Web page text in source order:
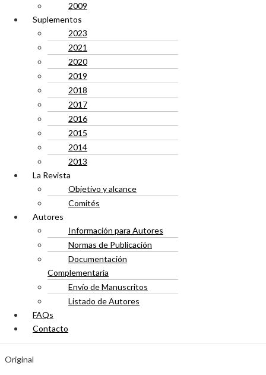
2009
Suplementos
2023
2021
2020
2019
2018
2017
2016
2015
2014
2013
La Revista
Objetivo y alcance
Comités
Autores
Información para Autores
Normas de Publicación
Documentación
Complementaria
Envío de Manuscritos
Listado de Autores
FAQs
Contacto
Original